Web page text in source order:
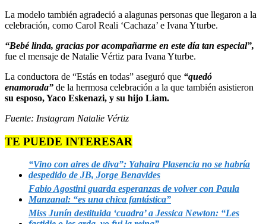
La modelo también agradeció a alagunas personas que llegaron a la
celebración, como Carol Reali ‘Cachaza’ e Ivana Yturbe.
“Bebé linda, gracias por acompañarme en este día tan especial”,
fue el mensaje de Natalie Vértiz para Ivana Yturbe.
La conductora de “Estás en todas” aseguró que “quedó
enamorada” de la hermosa celebración a la que también asistieron
su esposo, Yaco Eskenazi, y su hijo Liam.
Fuente: Instagram Natalie Vértiz
TE PUEDE INTERESAR
“Vino con aires de diva”: Yahaira Plasencia no se habría
despedido de JB, Jorge Benavides
Fabio Agostini guarda esperanzas de volver con Paula
Manzanal: “es una chica fantástica”
Miss Junín destituida ‘cuadra’ a Jessica Newton: “Les